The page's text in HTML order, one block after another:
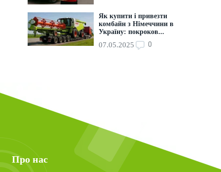
Як купити і привезти
комбайн з Німеччини в
Україну: покроков...
07.05.2025 0
Про нас